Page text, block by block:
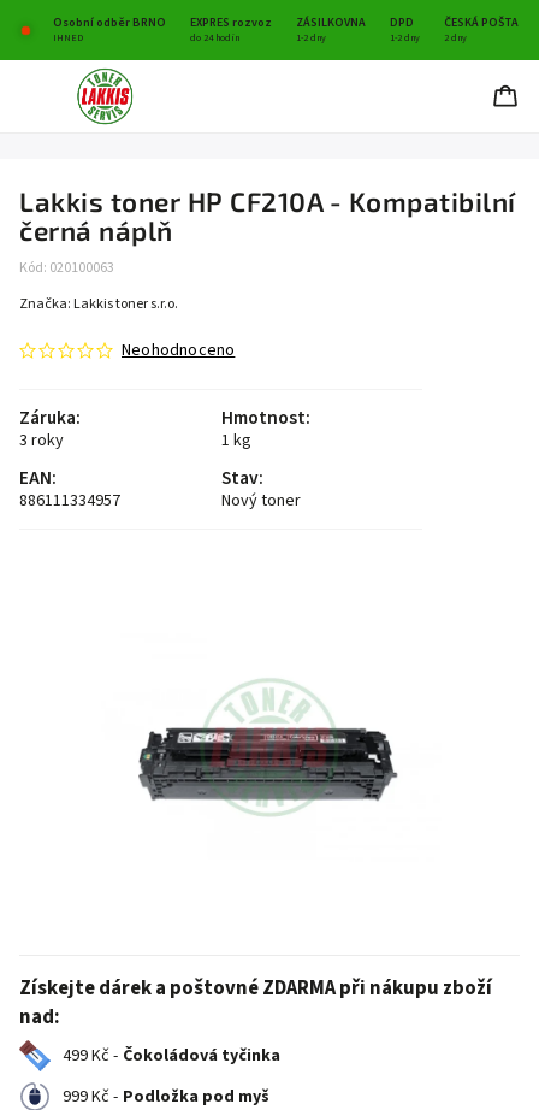
Osobní odběr BRNO EXPRES rozvoz ZÁSILKOVNA DPD ČESKÁ POŠTA
IHNED do 24 hodin 1-2 dny 1-2 dny 2 dny
Lakkis toner HP CF210A - Kompatibilní
černá náplň
Kód: 020100063
Neohodnoceno
Záruka:
3 roky
Hmotnost:
1 kg
EAN:
886111334957
Stav:
Nový toner
Značka: Lakkis toner s.r.o.
Získejte dárek a poštovné ZDARMA při nákupu zboží
nad:
499 Kč - Čokoládová tyčinka
999 Kč - Podložka pod myš